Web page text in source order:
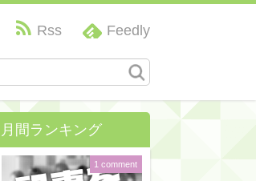
Rss Feedly
月間ランキング
1 comment